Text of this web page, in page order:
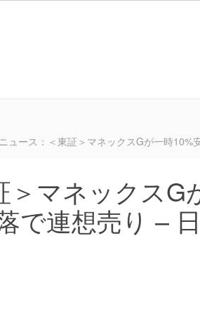
ュース：＜東証＞マネックスGが一時
マネックスG
で連想売り –